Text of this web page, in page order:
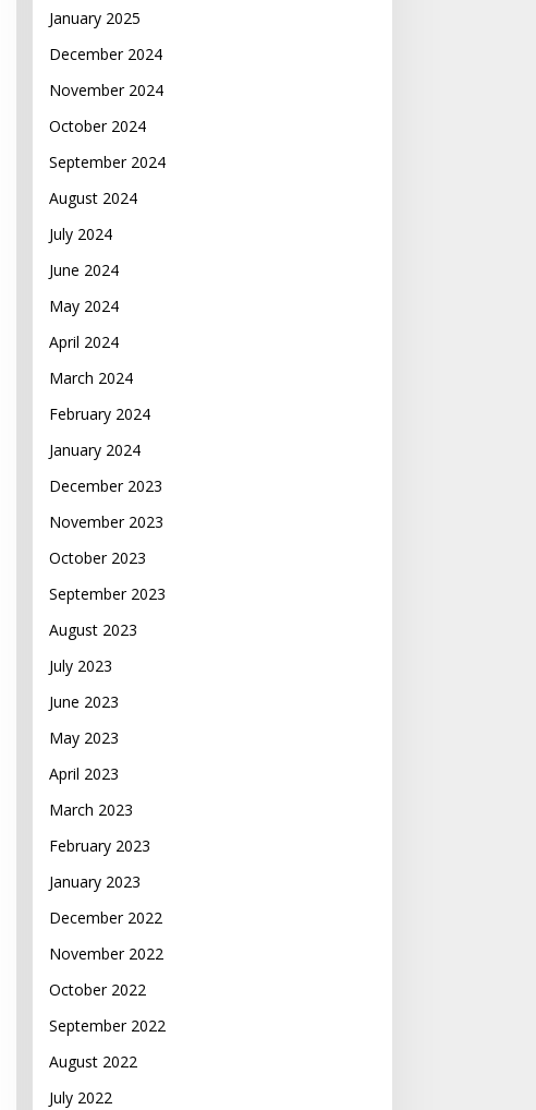
January 2025
December 2024
November 2024
October 2024
September 2024
August 2024
July 2024
June 2024
May 2024
April 2024
March 2024
February 2024
January 2024
December 2023
November 2023
October 2023
September 2023
August 2023
July 2023
June 2023
May 2023
April 2023
March 2023
February 2023
January 2023
December 2022
November 2022
October 2022
September 2022
August 2022
July 2022